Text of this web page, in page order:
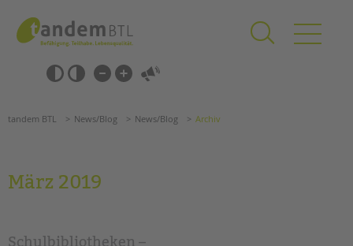
springen
Barrierefrei-
Einstellungen
überspringen
überspringen
Förderzentren
tandem BTL News/Blog News/Blog Archiv
März 2019
Schulbibliotheken –